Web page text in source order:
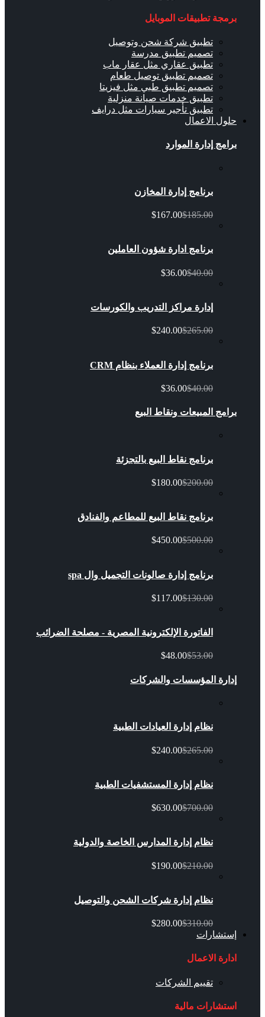
برمجة تطبيقات الموبايل
تطبيق شركة شحن وتوصيل
تصميم تطبيق مدرسة
تطبيق عقاري مثل عقار ماب
تصميم تطبيق توصيل طعام
تصميم تطبيق طبي مثل فيزيتا
تطبيق خدمات صيانة منزلية
تطبيق تأجير سيارات مثل درايف
حلول الاعمال
برامج إدارة الموارد
برنامج إدارة المخازن
$167.00$185.00
برنامج ادارة شؤون العاملين
$36.00$40.00
إدارة مراكز التدريب والكورسات
$240.00$265.00
برنامج إدارة العملاء بنظام CRM
$36.00$40.00
برامج المبيعات ونقاط البيع
برنامج نقاط البيع بالتجزئة
$180.00$200.00
برنامج نقاط البيع للمطاعم والفنادق
$450.00$500.00
برنامج إدارة صالونات التجميل وال spa
$117.00$130.00
الفاتورة الإلكترونية المصرية - مصلحة الضرائب
$48.00$53.00
إدارة المؤسسات والشركات
نظام إدارة العيادات الطبية
$240.00$265.00
نظام إدارة المستشفيات الطبية
$630.00$700.00
نظام إدارة المدارس الخاصة والدولية
$190.00$210.00
نظام إدارة شركات الشحن والتوصيل
$280.00$310.00
إستشارات
ادارة الاعمال
تقييم الشركات
استشارات مالية